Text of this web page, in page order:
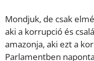
Mondjuk, de csak
aki a korrupció és
amazonja, aki ezt a
Parlamentben